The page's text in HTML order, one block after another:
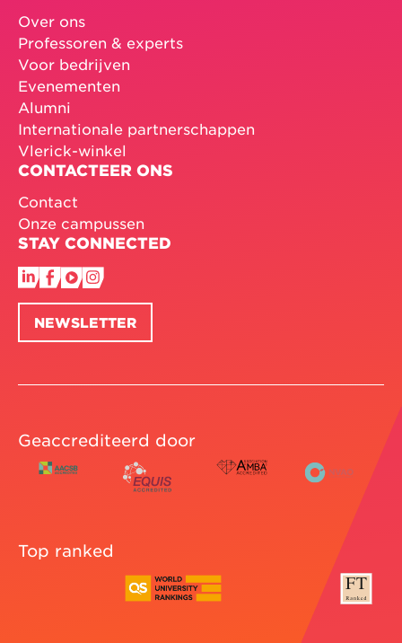
Over ons
Professoren & experts
Voor bedrijven
Evenementen
Alumni
Internationale partnerschappen
Vlerick-winkel
CONTACTEER ONS
Contact
Onze campussen
STAY CONNECTED
NEWSLETTER
Geaccrediteerd door
Top ranked